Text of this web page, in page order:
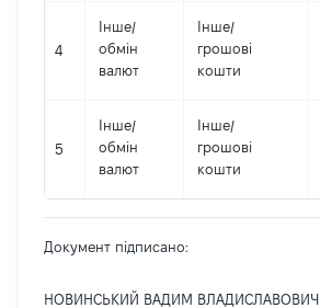
4
Інше/
обмін
валют
Інше/
грошові
кошти
5
Інше/
обмін
валют
Інше/
грошові
кошти
Документ підписано:
НОВИНСЬКИЙ ВАДИМ ВЛАДИСЛАВОВИЧ